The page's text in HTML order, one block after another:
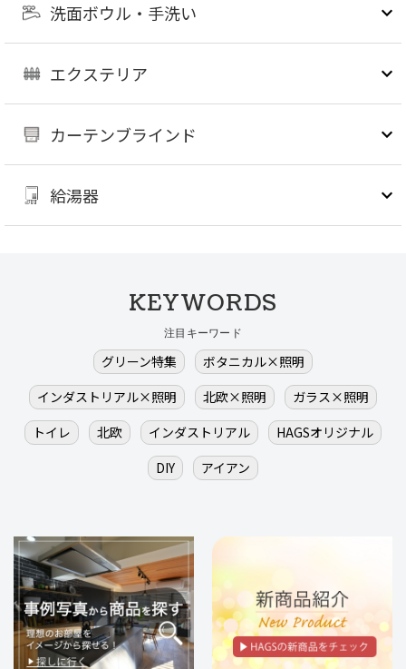
洗面ボウル・手洗い
エクステリア
カーテンブラインド
給湯器
KEYWORDS
注目キーワード
グリーン特集
ボタニカル×照明
インダストリアル×照明
北欧×照明
ガラス×照明
トイレ
北欧 インダストリアル
HAGSオリジナル
DIY
アイアン